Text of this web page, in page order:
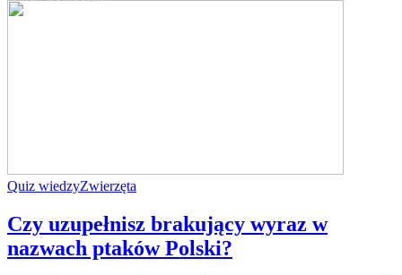
Quiz wiedzyZwierzęta
Czy uzupełnisz brakujący wyraz w
nazwach ptaków Polski?